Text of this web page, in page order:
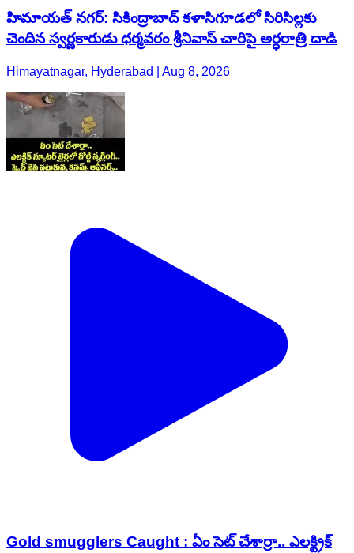
హిమాయత్ నగర్: సికింద్రాబాద్ కళాసిగూడలో సిరిసిల్లకు
చెందిన స్వర్ణకారుడు ధర్మవరం శ్రీనివాస్ చారిపై అర్ధరాత్రి దాడి
Himayatnagar, Hyderabad | Aug 8, 2026
Gold smugglers Caught : ఏం సెట్ చేశార్రా.. ఎలక్ట్రిక్